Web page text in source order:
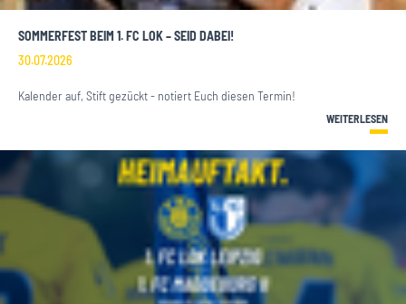
SOMMERFEST BEIM 1. FC LOK – SEID DABEI!
30.07.2026
Kalender auf, Stift gezückt - notiert Euch diesen Termin!
WEITERLESEN